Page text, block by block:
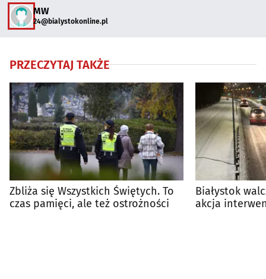
MW
24@bialystokonline.pl
PRZECZYTAJ TAKŻE
Zbliża się Wszystkich Świętych. To
czas pamięci, ale też ostrożności
Białystok
akcja